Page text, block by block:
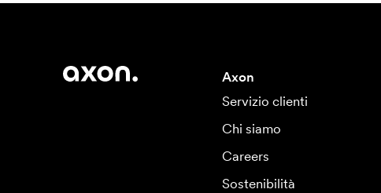
Axon
Servizio clienti
Chi siamo
Careers
Sostenibilità